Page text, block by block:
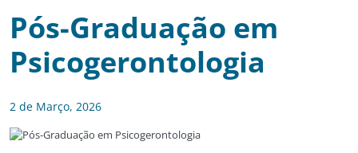
Pós-Graduação em
Psicogerontologia
2 de Março, 2026